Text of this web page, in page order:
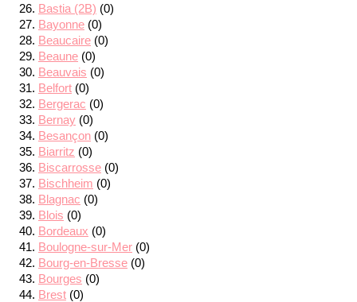
Bastia (2B) (0)
Bayonne (0)
Beaucaire (0)
Beaune (0)
Beauvais (0)
Belfort (0)
Bergerac (0)
Bernay (0)
Besançon (0)
Biarritz (0)
Biscarrosse (0)
Bischheim (0)
Blagnac (0)
Blois (0)
Bordeaux (0)
Boulogne-sur-Mer (0)
Bourg-en-Bresse (0)
Bourges (0)
Brest (0)